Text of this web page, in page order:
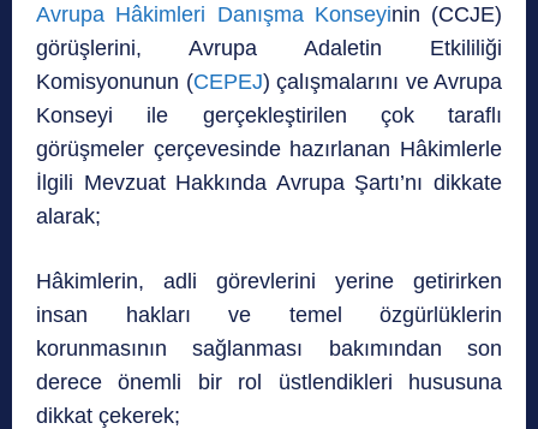
Avrupa Hâkimleri Danışma Konseyinin (CCJE)
görüşlerini, Avrupa Adaletin Etkililiği
Komisyonunun (CEPEJ) çalışmalarını ve Avrupa
Konseyi ile gerçekleştirilen çok taraflı
görüşmeler çerçevesinde hazırlanan Hâkimlerle
İlgili Mevzuat Hakkında Avrupa Şartı’nı dikkate
alarak;
Hâkimlerin, adli görevlerini yerine getirirken
insan hakları ve temel özgürlüklerin
korunmasının sağlanması bakımından son
derece önemli bir rol üstlendikleri hususuna
dikkat çekerek;